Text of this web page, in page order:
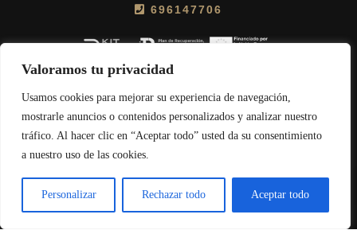
Valoramos tu privacidad
Usamos cookies para mejorar su experiencia de navegación,
mostrarle anuncios o contenidos personalizados y analizar nuestro
tráfico. Al hacer clic en “Aceptar todo” usted da su consentimiento
a nuestro uso de las cookies.
Personalizar Rechazar todo Aceptar todo
696147706
Política de cookies Aviso legal Política de protección de datos
© 2026 Pateiro Vinos de Guarda. Todos los derechos reservados.